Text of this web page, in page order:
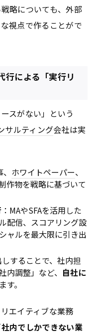
略についても、外部
視点で作ることがで
行による「実行リ
スがない」という
サルティング会社は実
ホワイトペーパー、
作物を戦略に基づいて
：MAやSFAを活用した
配信、スコアリング設
ャルを最大限に引き出
しすることで、社内担
内調整」など、 自社に
す。
エイティブな業務
社内でしかできない業